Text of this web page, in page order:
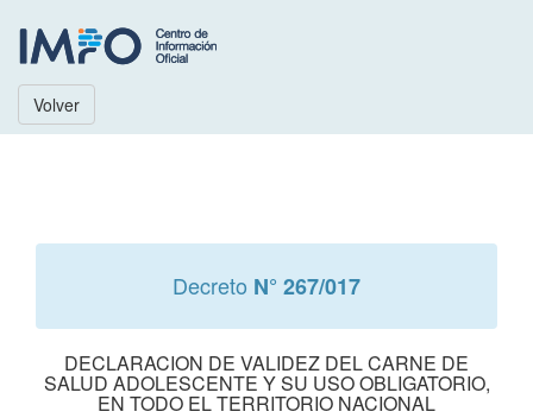
Volver
Decreto N° 267/017
DECLARACION DE VALIDEZ DEL CARNE DE
SALUD ADOLESCENTE Y SU USO OBLIGATORIO,
EN TODO EL TERRITORIO NACIONAL